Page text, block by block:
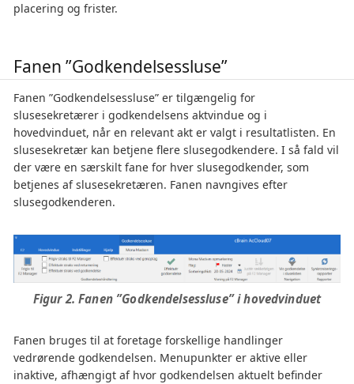
placering og frister.
Fanen ”Godkendelsessluse”
Fanen ”Godkendelsessluse” er tilgængelig for
slusesekretærer i godkendelsens aktvindue og i
hovedvinduet, når en relevant akt er valgt i resultatlisten. En
slusesekretær kan betjene flere slusegodkendere. I så fald vil
der være en særskilt fane for hver slusegodkender, som
betjenes af slusesekretæren. Fanen navngives efter
slusegodkenderen.
Figur 2. Fanen ”Godkendelsessluse” i hovedvinduet
Fanen bruges til at foretage forskellige handlinger
vedrørende godkendelsen. Menupunkter er aktive eller
inaktive, afhængigt af hvor godkendelsen aktuelt befinder